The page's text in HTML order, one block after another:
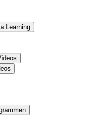
Learning